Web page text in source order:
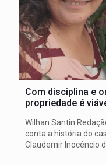
Com disciplina e
propriedade é
Wilhan Santin
conta a história do
Claudemir Inocêncio